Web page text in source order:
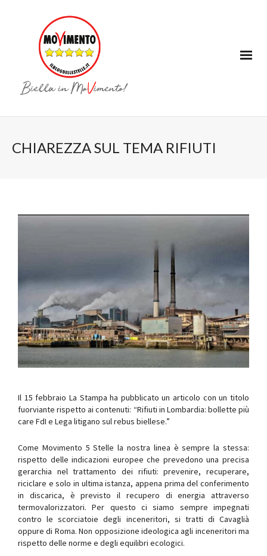
CHIAREZZA SUL TEMA RIFIUTI
Il 15 febbraio La Stampa ha pubblicato un articolo con un titolo
fuorviante rispetto ai contenuti: “Rifiuti in Lombardia: bollette più
care FdI e Lega litigano sul rebus biellese.”
Come Movimento 5 Stelle la nostra linea è sempre la stessa:
rispetto delle indicazioni europee che prevedono una precisa
gerarchia nel trattamento dei rifiuti: prevenire, recuperare,
riciclare e solo in ultima istanza, appena prima del conferimento
in discarica, è previsto il recupero di energia attraverso
termovalorizzatori. Per questo ci siamo sempre impegnati
contro le scorciatoie degli inceneritori, si tratti di Cavaglià
oppure di Roma. Non opposizione ideologica agli inceneritori ma
rispetto delle norme e degli equilibri ecologici.